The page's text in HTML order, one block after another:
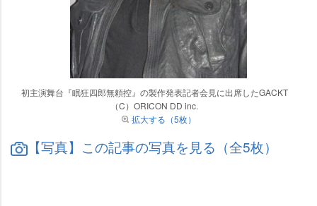
初主演舞台『眠狂四郎無頼控』の製作発表記者会見に出席したGACKT
（C）ORICON DD inc.
拡大する（5枚）
【写真】この記事の写真を見る（全5枚）